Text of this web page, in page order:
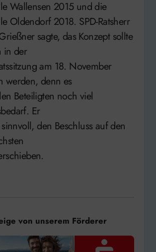
Wallensen 2015 und die
Oldendorf 2018. SPD-Ratsherr
sagte, das Konzept sollte
in der
am 18. November
werden, denn es
Beteiligten noch viel
Er
den Beschluss auf den
von unserem Förderer